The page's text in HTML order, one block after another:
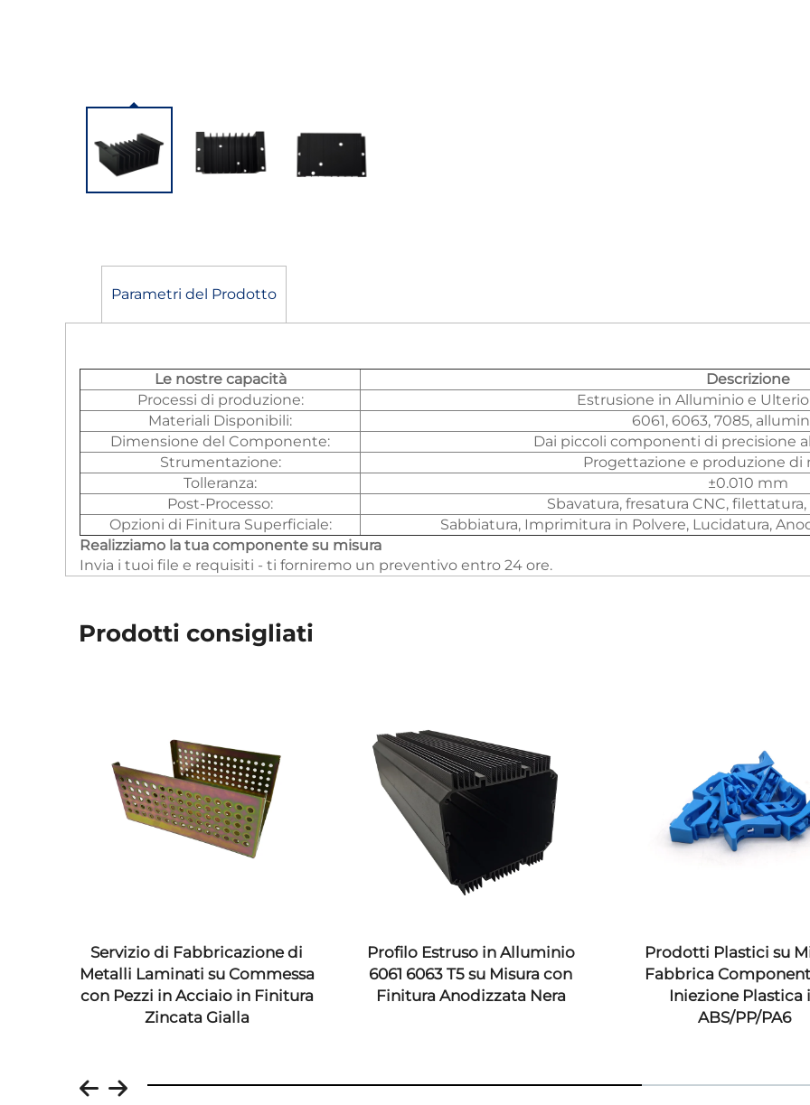
Parametri del Prodotto
Le nostre capacità
Descrizione
Processi di produzione:
Estrusione in Alluminio e
Materiali Disponibili:
6061, 6063, 7085,
Dimensione del Componente:
Dai piccoli componenti di precisione
Strumentazione:
Progettazione e produzione di
Tolleranza:
±0.010 mm
Post-Processo:
Sbavatura, fresatura CNC,
Opzioni di Finitura Superficiale:
Sabbiatura, Imprimitura in Polvere, Lucidatura,
Realizziamo la tua componente su misura
Invia i tuoi file e requisiti - ti forniremo un preventivo entro 24 ore.
Prodotti consigliati
Servizio di Fabbricazione di
Metalli Laminati su Commessa
con Pezzi in Acciaio in Finitura
Zincata Gialla
Profilo Estruso in Alluminio
6061 6063 T5 su Misura con
Finitura Anodizzata Nera
Prodotti Plastici su
Fabbrica
Iniezione Plastica
ABS/PP/PA6